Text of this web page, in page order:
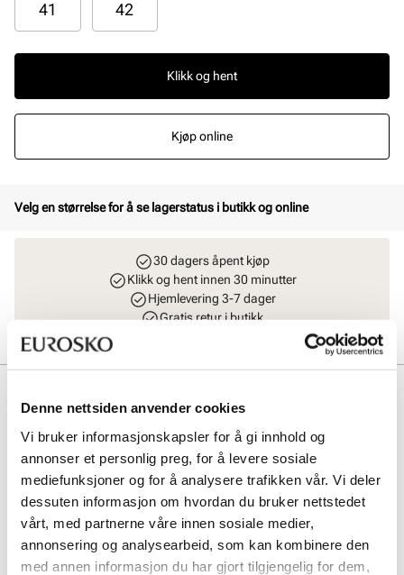
Denne nettsiden anvender cookies
Vi bruker informasjonskapsler for å gi innhold og
annonser et personlig preg, for å levere sosiale
mediefunksjoner og for å analysere trafikken vår. Vi deler
dessuten informasjon om hvordan du bruker nettstedet
vårt, med partnerne våre innen sosiale medier,
annonsering og analysearbeid, som kan kombinere den
med annen informasjon du har gjort tilgjengelig for dem,
41 42
Klikk og hent
Kjøp online
Velg en størrelse for å se lagerstatus i butikk og online
30 dagers åpent kjøp
Klikk og hent innen 30 minutter
Hjemlevering 3-7 dager
Gratis retur i butikk
Moderne slip-in skinnsandal med en eksklusiv look fra Stockholm
Design Group. Sandalen er produsert med ekstra myk innersåle og
en fleksibel yttersåle i gummi for optimal komfort. Tåpartiet har en
firkantet finish som gir et moderne uttrykk og god passform.
Art. nr 41253009
Lev. art. nr25V1172